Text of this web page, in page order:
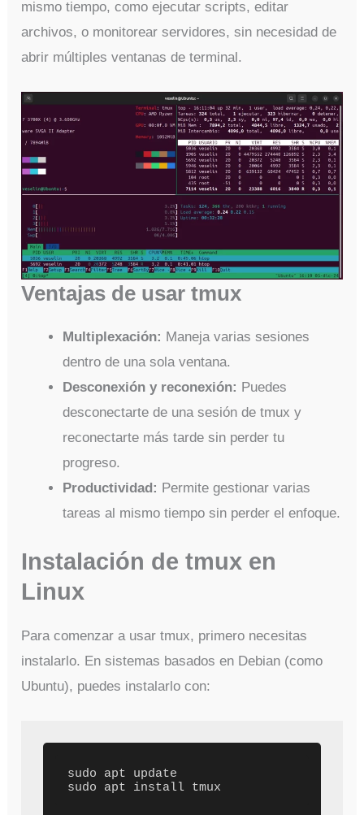
mismo tiempo, como ejecutar scripts, editar
archivos, o monitorear servidores, sin necesidad de
abrir múltiples ventanas de terminal.
Ventajas de usar tmux
Multiplexación: Maneja varias sesiones
dentro de una sola ventana.
Desconexión y reconexión: Puedes
desconectarte de una sesión de tmux y
reconectarte más tarde sin perder tu
progreso.
Productividad: Permite gestionar varias
tareas al mismo tiempo sin perder el enfoque.
Instalación de tmux en
Linux
Para comenzar a usar tmux, primero necesitas
instalarlo. En sistemas basados en Debian (como
Ubuntu), puedes instalarlo con:
sudo apt update